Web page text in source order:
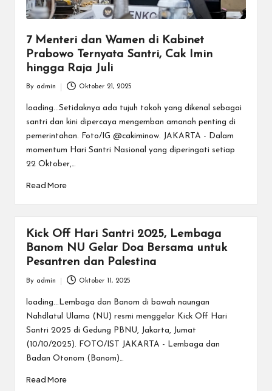
7 Menteri dan Wamen di Kabinet
Prabowo Ternyata Santri, Cak Imin
hingga Raja Juli
by
By admin Oktober 21, 2025
loading...Setidaknya ada tujuh tokoh yang dikenal sebagai
santri dan kini dipercaya mengemban amanah penting di
pemerintahan. Foto/IG @cakiminow. JAKARTA - Dalam
momentum Hari Santri Nasional yang diperingati setiap
22 Oktober,…
Read More
Kick Off Hari Santri 2025, Lembaga
Banom NU Gelar Doa Bersama untuk
Pesantren dan Palestina
by
By admin Oktober 11, 2025
loading...Lembaga dan Banom di bawah naungan
Nahdlatul Ulama (NU) resmi menggelar Kick Off Hari
Santri 2025 di Gedung PBNU, Jakarta, Jumat
(10/10/2025). FOTO/IST JAKARTA - Lembaga dan
Badan Otonom (Banom)…
Read More